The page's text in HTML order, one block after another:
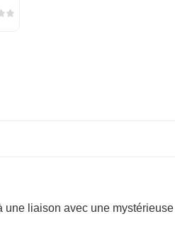
une liaison avec une mystérieuse